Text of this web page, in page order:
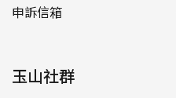
申訴信箱
玉山社群